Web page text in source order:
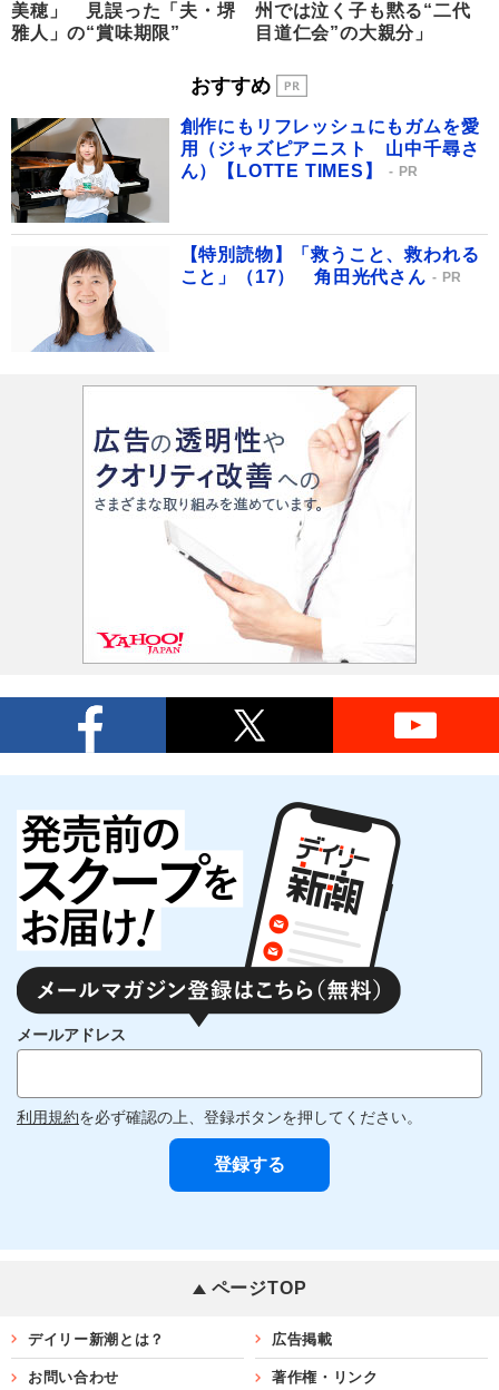
美穂」 見誤った「夫・堺
雅人」の“賞味期限”
州では泣く子も黙る“二代
目道仁会”の大親分」
おすすめ
創作にもリフレッシュにもガムを愛
用（ジャズピアニスト 山中千尋さ
ん）【LOTTE TIMES】
PR
【特別読物】「救うこと、救われる
こと」（17） 角田光代さん
PR
メールアドレス
利用規約を必ず確認の上、登録ボタンを押してください。
ページTOP
デイリー新潮とは？ 広告掲載
お問い合わせ 著作権・リンク